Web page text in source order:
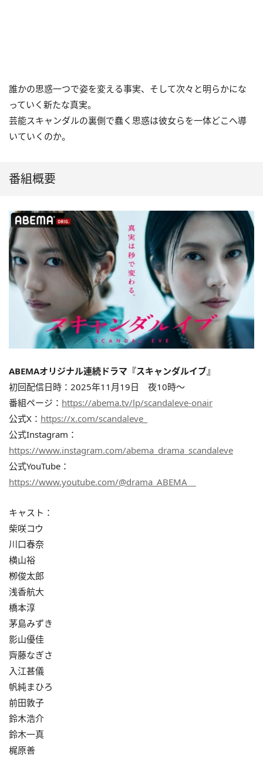
誰かの思惑一つで姿を変える事実、そして次々と明らかにな
っていく新たな真実。
芸能スキャンダルの裏側で蠢く思惑は彼女らを一体どこへ導
いていくのか。
番組概要
ABEMAオリジナル連続ドラマ『スキャンダルイブ』
初回配信日時：2025年11月19日 夜10時〜
番組ページ： https://abema.tv/lp/scandaleve-onair
公式X： https://x.com/scandaleve_
公式Instagram：
https://www.instagram.com/abema_drama_scandaleve
公式YouTube：
https://www.youtube.com/@drama_ABEMA
キャスト：
柴咲コウ
川口春奈
横山裕
栁俊太郎
浅香航大
橋本淳
茅島みずき
影山優佳
齊藤なぎさ
入江甚儀
帆純まひろ
前田敦子
鈴木浩介
鈴木一真
梶原善